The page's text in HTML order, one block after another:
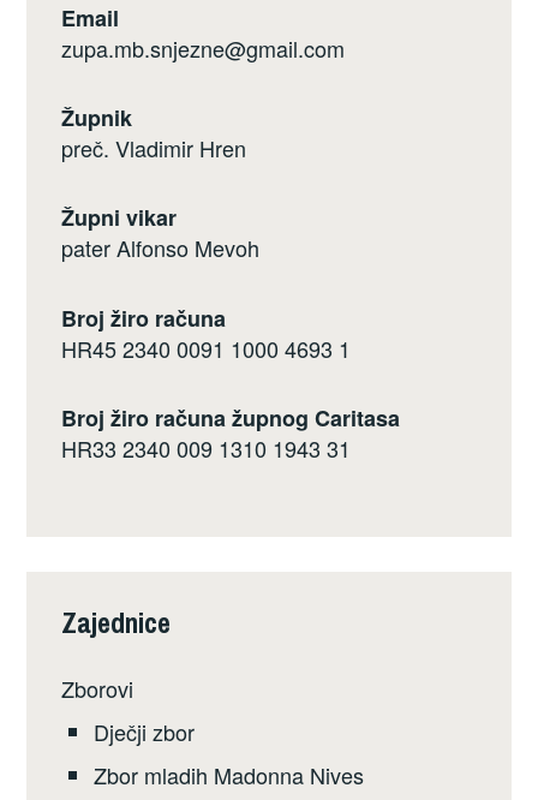
Email
zupa.mb.snjezne@gmail.com
Župnik
preč. Vladimir Hren
Župni vikar
pater Alfonso Mevoh
Broj žiro računa
HR45 2340 0091 1000 4693 1
Broj žiro računa župnog Caritasa
HR33 2340 009 1310 1943 31
Zajednice
Zborovi
Dječji zbor
Zbor mladih Madonna Nives